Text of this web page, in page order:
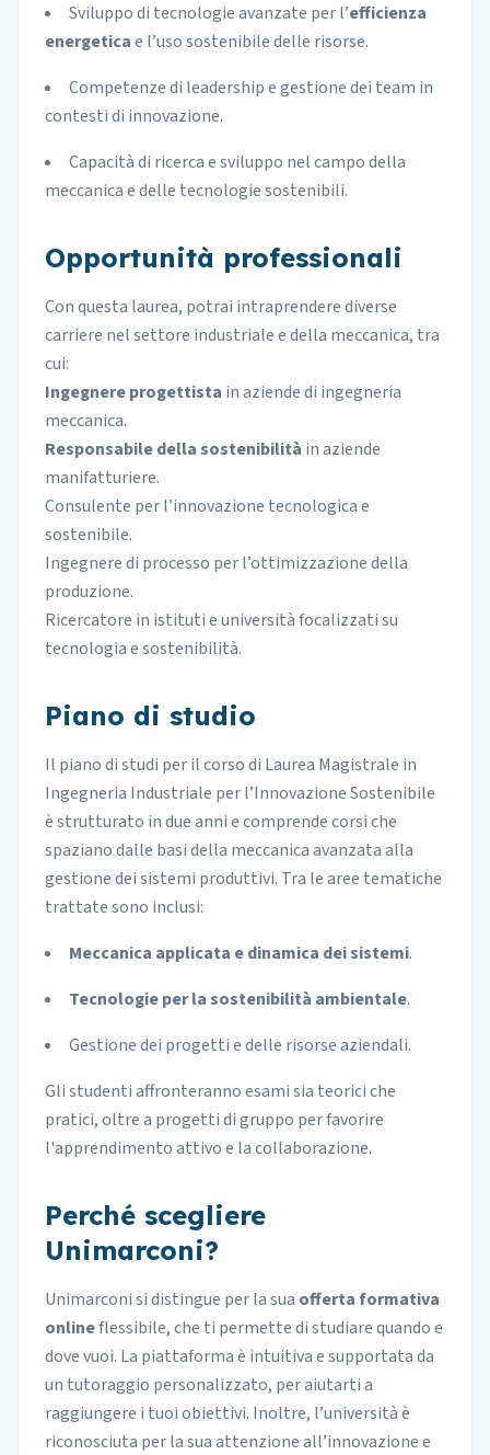
Sviluppo di tecnologie avanzate per l’efficienza
energeticae l’uso sostenibile delle risorse.
Competenze di leadership e gestione dei team in
contesti di innovazione.
Capacità di ricerca e sviluppo nel campo della
meccanica e delle tecnologie sostenibili.
Opportunità professionali
Con questa laurea, potrai intraprendere diverse
carriere nel settore industriale e della meccanica, tra
cui:
Ingegnere progettista inaziende di ingegneria
meccanica.
Responsabile della sostenibilità in aziende
manifatturiere.
Consulente per l’innovazione tecnologica e
sostenibile.
Ingegnere di processo per l’ottimizzazione della
produzione.
Ricercatore in istituti e università focalizzati su
tecnologia e sostenibilità.
Piano di studio
Il piano di studi per il corso di Laurea Magistrale in
Ingegneria Industriale per l’Innovazione Sostenibile
è strutturato in due anni e comprende corsi che
spaziano dalle basi della meccanica avanzata alla
gestione dei sistemi produttivi. Tra le aree tematiche
trattate sono inclusi:
Meccanica applicata e dinamica dei sistemi.
Tecnologie per la sostenibilità ambientale.
Gestione dei progetti e delle risorse aziendali.
Gli studenti affronteranno esami sia teorici che
pratici, oltre a progetti di gruppo per favorire
l'apprendimento attivo e la collaborazione.
Perché scegliere
Unimarconi?
Unimarconi si distingue per la sua offerta formativa
onlineflessibile, che ti permette distudiare quando e
dove vuoi. La piattaforma è intuitiva e supportata da
un tutoraggio personalizzato, per aiutarti a
raggiungere i tuoi obiettivi. Inoltre, l’università è
riconosciuta per la sua attenzione all’innovazione e